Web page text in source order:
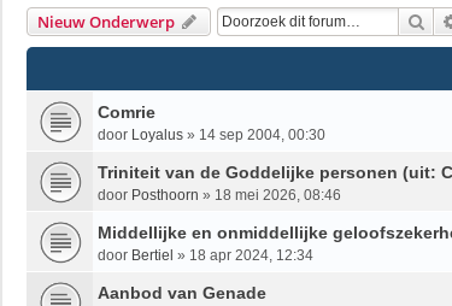
Nieuw Onderwerp
Comrie
door Loyalus » 14 sep 2004, 00:30
Triniteit van de Goddelijke personen (uit:
door Posthoorn » 18 mei 2026, 08:46
Middellijke en onmiddellijke
door Bertiel » 18 apr 2024, 12:34
Aanbod van Genade